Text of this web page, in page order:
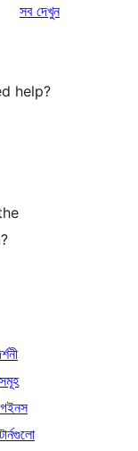
সবরিভিউ
দেখুন
help?